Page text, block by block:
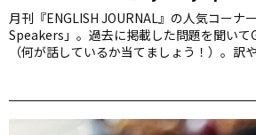
月刊『ENGLISH JOURNAL』の人気コーナ
Speakers」。過去に掲載した問題を聞い
（何が話しているか当てましょう！）。訳